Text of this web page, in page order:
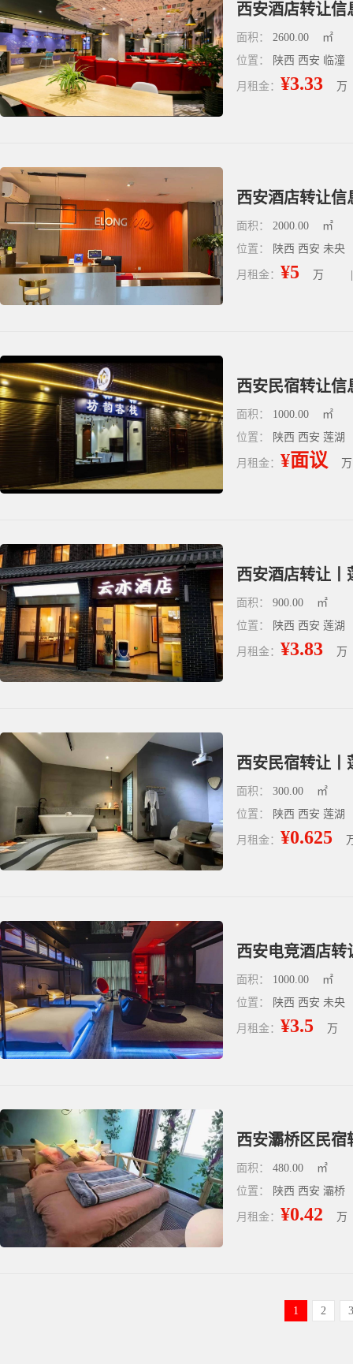
西安酒店转让信
面积： 2600.00
㎡
位置：
陕西 西安 临潼
月租金： ¥3.33 万
西安酒店转让信
面积： 2000.00
㎡
位置：
陕西 西安 未央
月租金： ¥5 万
面积： 1000.00
㎡
位置：
陕西 西安 莲湖
月租金： ¥面议 万
面积： 900.00
㎡
位置：
陕西 西安 莲湖
月租金： ¥3.83 万
西安民宿转让丨
面积： 300.00
㎡
位置：
陕西 西安 莲湖
月租金： ¥0.625
西安电竞酒店转
面积： 1000.00
㎡
位置：
陕西 西安 未央
月租金： ¥3.5 万
西安灞桥区民宿
面积： 480.00
㎡
位置：
陕西 西安 灞桥
月租金： ¥0.42 万
1 2 3